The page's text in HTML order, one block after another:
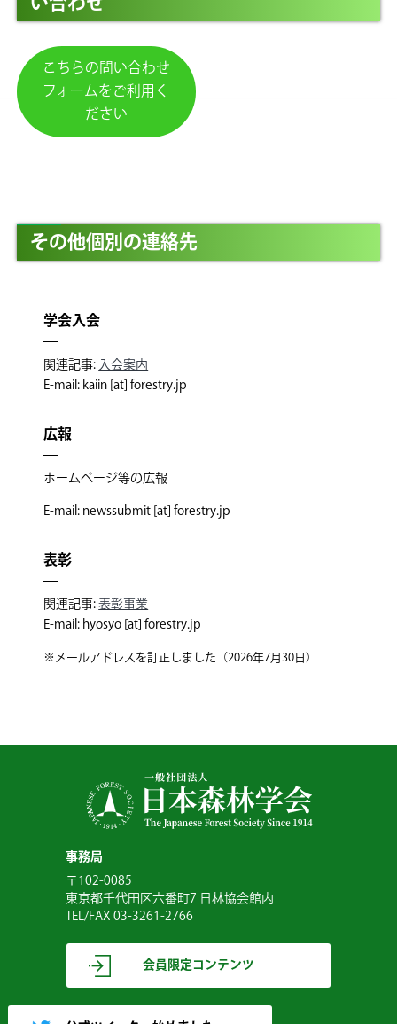
こちらの問い合わせ
フォームをご利用く
ださい
その他個別の連絡先
学会入会
関連記事:入会案内
E-mail: kaiin [at] forestry.jp
広報
ホームページ等の広報
E-mail: newssubmit [at] forestry.jp
表彰
関連記事:表彰事業
E-mail: hyosyo [at] forestry.jp
※メールアドレスを訂正しました（2026年7月30日）
事務局
〒102-0085
東京都千代田区六番町7 日林協会館内
TEL/FAX 03-3261-2766
会員限定コンテンツ